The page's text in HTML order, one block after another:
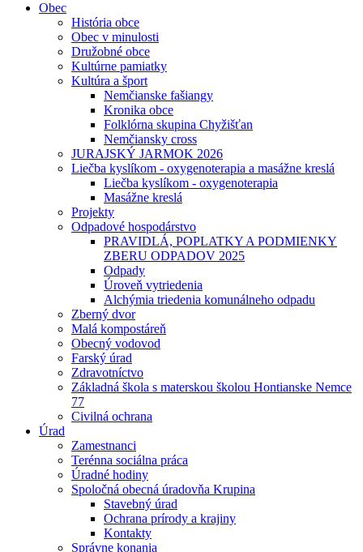
Obec
História obce
Obec v minulosti
Družobné obce
Kultúrne pamiatky
Kultúra a šport
Nemčianske fašiangy
Kronika obce
Folklórna skupina Chyžišťan
Nemčiansky cross
JURAJSKÝ JARMOK 2026
Liečba kyslíkom - oxygenoterapia a masážne kreslá
Liečba kyslíkom - oxygenoterapia
Masážne kreslá
Projekty
Odpadové hospodárstvo
PRAVIDLÁ, POPLATKY A PODMIENKY
ZBERU ODPADOV 2025
Odpady
Úroveň vytriedenia
Alchýmia triedenia komunálneho odpadu
Zberný dvor
Malá kompostáreň
Obecný vodovod
Farský úrad
Zdravotníctvo
Základná škola s materskou školou Hontianske Nemce
77
Civilná ochrana
Úrad
Zamestnanci
Terénna sociálna práca
Úradné hodiny
Spoločná obecná úradovňa Krupina
Stavebný úrad
Ochrana prírody a krajiny
Kontakty
Správne konania